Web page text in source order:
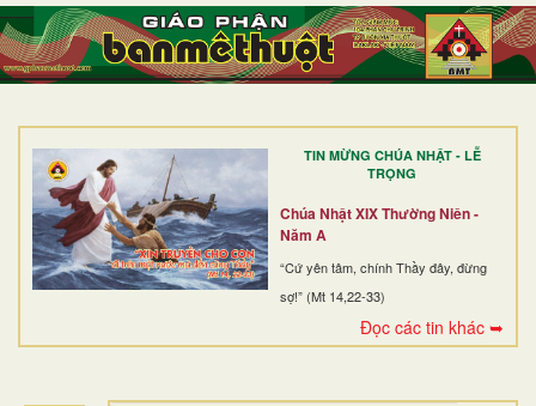
TIN MỪNG CHÚA NHẬT - LỄ
TRỌNG
Chúa Nhật XIX Thường Niên -
Năm A
“Cứ yên tâm, chính Thầy đây, đừng
sợ!” (Mt 14,22-33)
Đọc các tin khác ➥
TRANG NHẤT
GIỚI THIỆU
DÒNG TU
BAN MỤC VỤ
ĐOÀN THỂ CG
ĐIỂM HÀNH HƯƠNG